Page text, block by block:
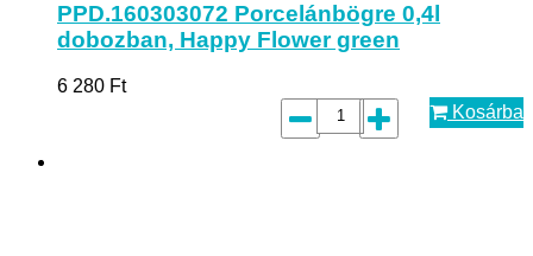
PPD.160303072 Porcelánbögre 0,4l
dobozban, Happy Flower green
6 280 Ft
Kosárba